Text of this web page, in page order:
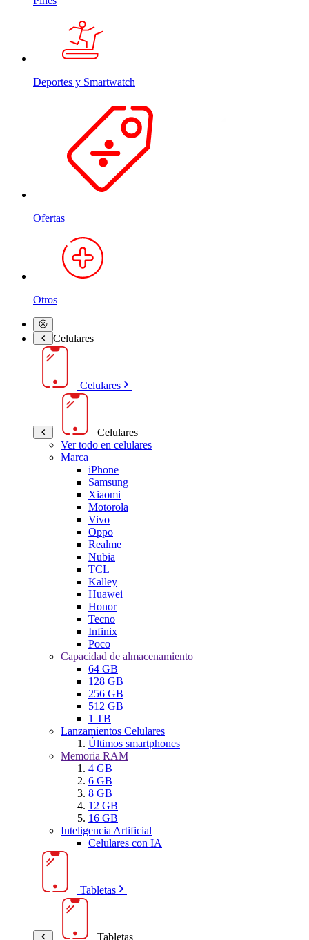
Deportes y Smartwatch
Ofertas
Otros
Celulares
Celulares
Celulares
Ver todo en celulares
Marca
iPhone
Samsung
Xiaomi
Motorola
Vivo
Oppo
Realme
Nubia
TCL
Kalley
Huawei
Honor
Tecno
Infinix
Poco
Capacidad de almacenamiento
64 GB
128 GB
256 GB
512 GB
1 TB
Lanzamientos Celulares
Últimos smartphones
Memoria RAM
4 GB
6 GB
8 GB
12 GB
16 GB
Inteligencia Artificial
Celulares con IA
Tabletas
Tabletas